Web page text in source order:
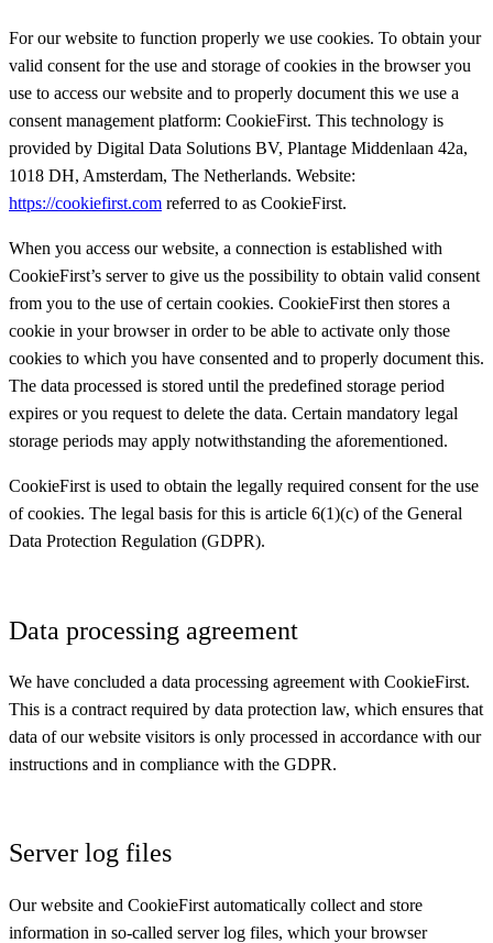
For our website to function properly we use cookies. To obtain your
valid consent for the use and storage of cookies in the browser you
use to access our website and to properly document this we use a
consent management platform: CookieFirst. This technology is
provided by Digital Data Solutions BV, Plantage Middenlaan 42a,
1018 DH, Amsterdam, The Netherlands. Website:
https://cookiefirst.com referred to as CookieFirst.
When you access our website, a connection is established with
CookieFirst’s server to give us the possibility to obtain valid consent
from you to the use of certain cookies. CookieFirst then stores a
cookie in your browser in order to be able to activate only those
cookies to which you have consented and to properly document this.
The data processed is stored until the predefined storage period
expires or you request to delete the data. Certain mandatory legal
storage periods may apply notwithstanding the aforementioned.
CookieFirst is used to obtain the legally required consent for the use
of cookies. The legal basis for this is article 6(1)(c) of the General
Data Protection Regulation (GDPR).
Data processing agreement
We have concluded a data processing agreement with CookieFirst.
This is a contract required by data protection law, which ensures that
data of our website visitors is only processed in accordance with our
instructions and in compliance with the GDPR.
Server log files
Our website and CookieFirst automatically collect and store
information in so-called server log files, which your browser